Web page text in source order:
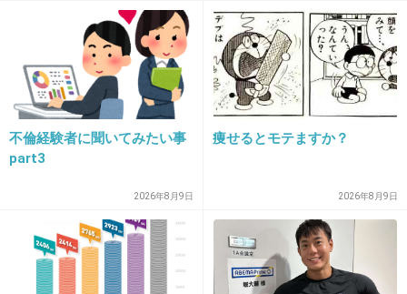
+641 -96
26. 匿名2016/04/27(水) 18:22:43
JSB DREAM だかが恥ずかしい
27. 匿名2016/04/27(水) 18:23:16
これ見てたけど本当に変だったから
不倫経験者に聞いてみたい事
part3
2026年8月9日
痩せるとモテますか？
2026年8月9日